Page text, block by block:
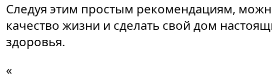
Следуя этим простым рекомендациям,
качество жизни и сделать свой дом
здоровья.
«